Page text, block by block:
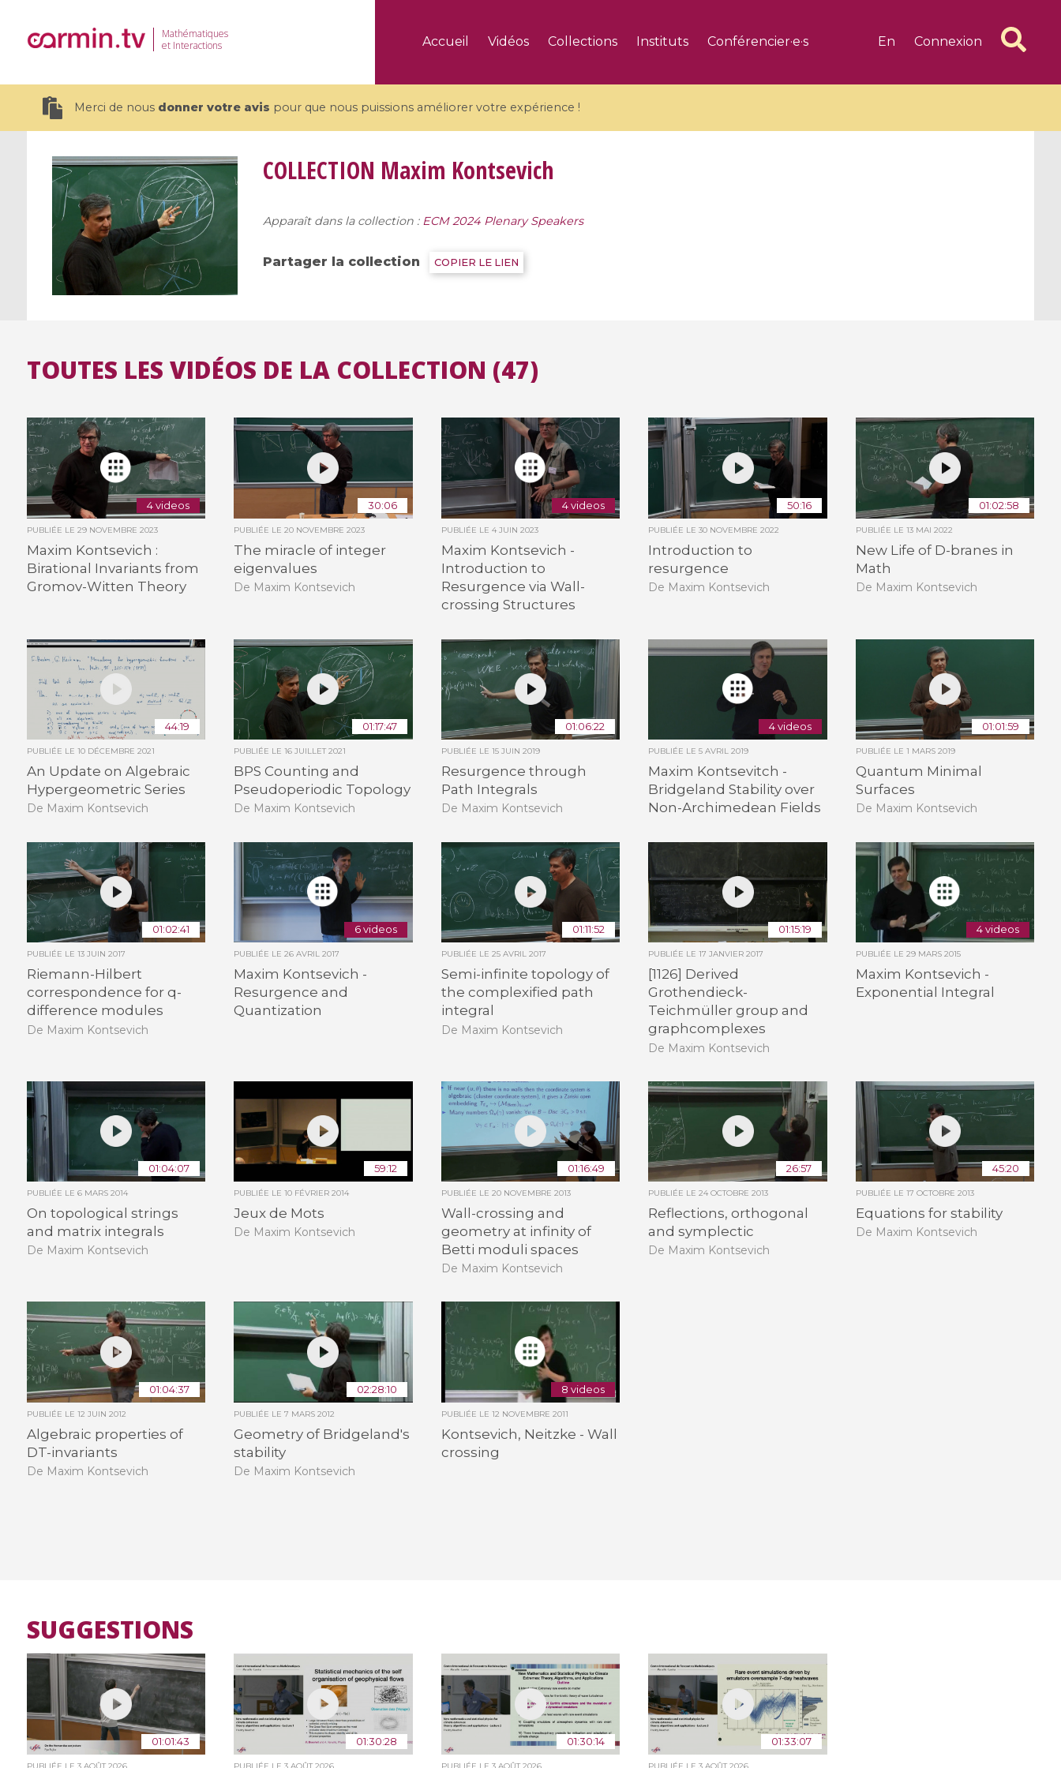
Mathématiques
et Interactions
Accueil Vidéos Collections Instituts Conférencier·e·s En Connexion
Merci de nous donner votre avis pour que nous puissions améliorer votre expérience !
19 videos
CEMRACS 2026 : Modeling and AI
for Environmental Transition /
Centre d'Eté Mathématique de
5 videos
Coulomb branches and affine
quantum groups / Branches de
COLLECTION Maxim Kontsevich
Apparaît dans la collection : ECM 2024 Plenary Speakers
Partager la collection COPIER LE LIEN
TOUTES LES VIDÉOS DE LA COLLECTION (47)
4 videos
PUBLIÉE LE 29 NOVEMBRE 2023
Maxim Kontsevich :
Birational Invariants from
Gromov-Witten Theory
30:06
PUBLIÉE LE20 NOVEMBRE 2023
The miracle of integer
eigenvalues
De Maxim Kontsevich
4 videos
PUBLIÉE LE 4 JUIN 2023
Maxim Kontsevich -
Introduction to
Resurgence via Wall-
crossing Structures
50:16
PUBLIÉE LE30 NOVEMBRE 2022
Introduction to
resurgence
De Maxim Kontsevich
01:02:58
PUBLIÉE LE 13 MAI 2022
New Life of D-branes in
Math
De Maxim Kontsevich
44:19
PUBLIÉE LE 10 DÉCEMBRE 2021
An Update on Algebraic
Hypergeometric Series
De Maxim Kontsevich
01:17:47
PUBLIÉE LE16 JUILLET 2021
BPS Counting and
Pseudoperiodic Topology
De Maxim Kontsevich
01:06:22
PUBLIÉE LE 15 JUIN 2019
Resurgence through
Path Integrals
De Maxim Kontsevich
4 videos
PUBLIÉE LE5 AVRIL 2019
Maxim Kontsevitch -
Bridgeland Stability over
Non-Archimedean Fields
01:01:59
PUBLIÉE LE 1 MARS 2019
Quantum Minimal
Surfaces
De Maxim Kontsevich
01:02:41
PUBLIÉE LE 13 JUIN 2017
Riemann-Hilbert
correspondence for q-
difference modules
De Maxim Kontsevich
6 videos
PUBLIÉE LE26 AVRIL 2017
Maxim Kontsevich -
Resurgence and
Quantization
01:11:52
PUBLIÉE LE 25 AVRIL 2017
Semi-infinite topology of
the complexified path
integral
De Maxim Kontsevich
01:15:19
PUBLIÉE LE17 JANVIER 2017
[1126] Derived
Grothendieck-
Teichmüller group and
graphcomplexes
De Maxim Kontsevich
4 videos
PUBLIÉE LE 29 MARS 2015
Maxim Kontsevich -
Exponential Integral
01:04:07
PUBLIÉE LE 6 MARS 2014
On topological strings
and matrix integrals
De Maxim Kontsevich
59:12
PUBLIÉE LE10 FÉVRIER 2014
Jeux de Mots
De Maxim Kontsevich
01:16:49
PUBLIÉE LE 20 NOVEMBRE 2013
Wall-crossing and
geometry at infinity of
Betti moduli spaces
De Maxim Kontsevich
26:57
PUBLIÉE LE24 OCTOBRE 2013
Reflections, orthogonal
and symplectic
De Maxim Kontsevich
45:20
PUBLIÉE LE 17 OCTOBRE 2013
Equations for stability
De Maxim Kontsevich
01:04:37
PUBLIÉE LE 12 JUIN 2012
Algebraic properties of
DT-invariants
De Maxim Kontsevich
02:28:10
PUBLIÉE LE7 MARS 2012
Geometry of Bridgeland's
stability
De Maxim Kontsevich
8 videos
PUBLIÉE LE 12 NOVEMBRE 2011
Kontsevich, Neitzke - Wall
crossing
SUGGESTIONS
01:01:43
PUBLIÉE LE 3 AOÛT 2026
01:30:28
PUBLIÉE LE3 AOÛT 2026
01:30:14
PUBLIÉE LE 3 AOÛT 2026
01:33:07
PUBLIÉE LE3 AOÛT 2026